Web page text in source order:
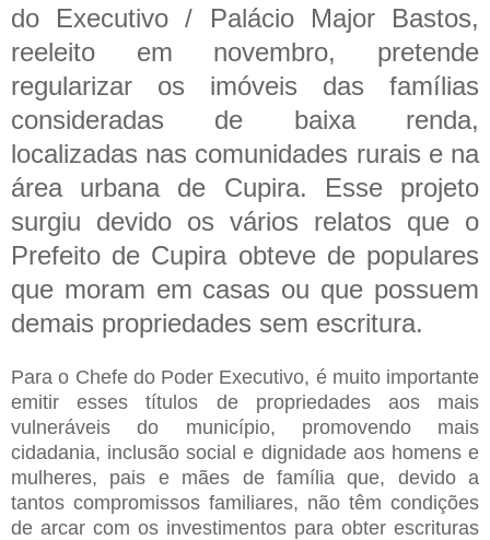
do Executivo / Palácio Major Bastos,
reeleito em novembro, pretende
regularizar os imóveis das famílias
consideradas de baixa renda,
localizadas nas comunidades rurais e na
área urbana de Cupira. Esse projeto
surgiu devido os vários relatos que o
Prefeito de Cupira obteve de populares
que moram em casas ou que possuem
demais propriedades sem escritura.
Para o Chefe do Poder Executivo, é muito importante
emitir esses títulos de propriedades aos mais
vulneráveis do município, promovendo mais
cidadania, inclusão social e dignidade aos homens e
mulheres, pais e mães de família que, devido a
tantos compromissos familiares, não têm condições
de arcar com os investimentos para obter escrituras